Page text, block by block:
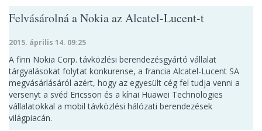
Felvásárolná a Nokia az Alcatel-Lucent-t
2015. április 14. 09:25
A finn Nokia Corp. távközlési berendezésgyártó vállalat
tárgyalásokat folytat konkurense, a francia Alcatel-Lucent SA
megvásárlásáról azért, hogy az egyesült cég fel tudja venni a
versenyt a svéd Ericsson és a kínai Huawei Technologies
vállalatokkal a mobil távközlési hálózati berendezések
világpiacán.